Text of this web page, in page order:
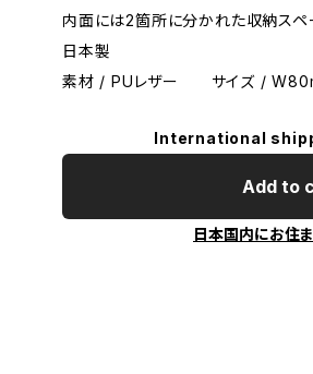
内面には2箇所に分かれた収納スペ
日本製
素材 / PUレザー サイズ /
International
Add to
日本国内にお住